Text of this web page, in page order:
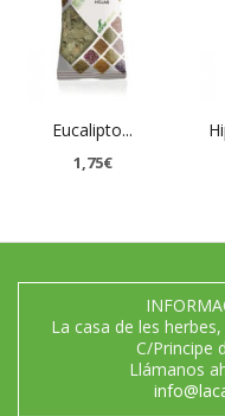
Eucalipto...
1,75€
La casa de les
C/Principe
Llámanos